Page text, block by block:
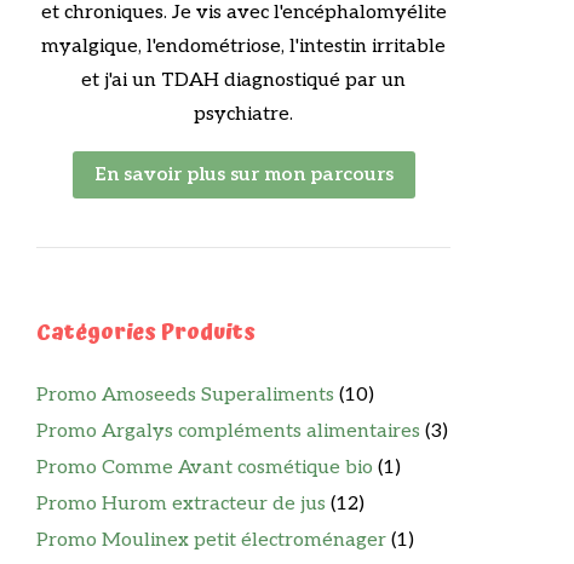
et chroniques. Je vis avec l'encéphalomyélite
myalgique, l'endométriose, l'intestin irritable
et j'ai un TDAH diagnostiqué par un
psychiatre.
En savoir plus sur mon parcours
Catégories Produits
Promo Amoseeds Superaliments (10)
Promo Argalys compléments alimentaires (3)
Promo Comme Avant cosmétique bio (1)
Promo Hurom extracteur de jus (12)
Promo Moulinex petit électroménager (1)